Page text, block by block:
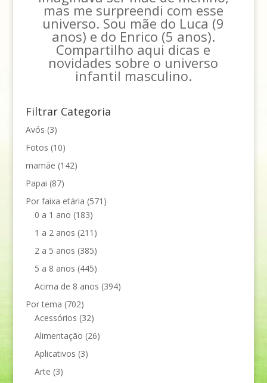
mas me surpreendi com esse
universo. Sou mãe do Luca (9
anos) e do Enrico (5 anos).
Compartilho aqui dicas e
novidades sobre o universo
infantil masculino.
Filtrar Categoria
Avós (3)
Fotos (10)
mamãe (142)
Papai (87)
Por faixa etária (571)
0 a 1 ano (183)
1 a 2 anos (211)
2 a 5 anos (385)
5 a 8 anos (445)
Acima de 8 anos (394)
Por tema (702)
Acessórios (32)
Alimentação (26)
Aplicativos (3)
Arte (3)